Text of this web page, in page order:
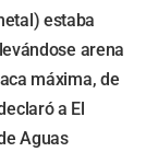
estaba
arena
máxima, de
a El
Aguas